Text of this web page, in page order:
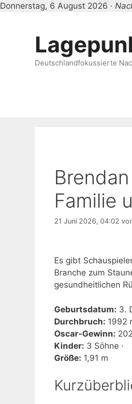
Donnerstag, 6 August 2026 ·
Deutschlandfokussierte
Familie
21 Juni 2026, 04:02
Es gibt
Branche zum
gesundheitlichen
Geburtsdatum: 3.
Durchbruch: 1992
Oscar-Gewinn:
Kinder: 3 Söhne ·
Größe: 1,91 m